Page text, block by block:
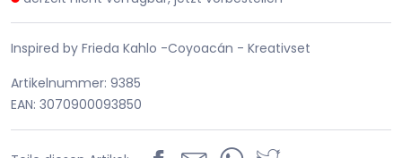
Inspired by Frieda Kahlo -Coyoacán - Kreativset
Artikelnummer: 9385
EAN: 3070900093850